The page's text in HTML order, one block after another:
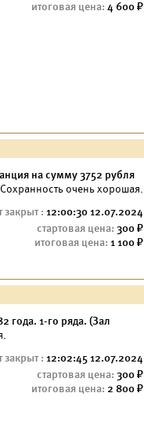
4 600
на сумму 3752 рубля
очень хорошая.
12:00:30 12.07.2024
300
1 100
года. 1-го ряда. (Зал
12:02:45 12.07.2024
300
2 800